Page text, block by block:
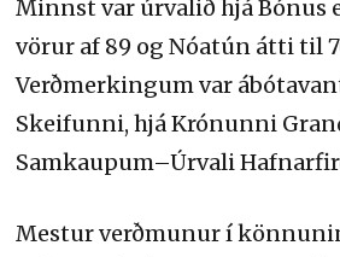
Minnst var úrvalið hjá Bónus
vörur af 89 og Nóatún átti til
Verðmerkingum var
Skeifunni, hjá Krónunni
Samkaupum–Úrvali
Mestur verðmunur í